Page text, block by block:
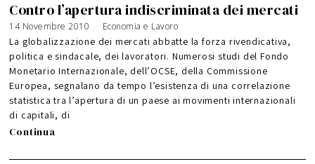
Contro l’apertura indiscriminata dei mercati
14 Novembre 2010
G
e
n
n
i
o
2
0
1
Economia e Lavoro
La globalizzazione dei mercati abbatte la forza rivendicativa,
politica e sindacale, dei lavoratori. Numerosi studi del Fondo
Monetario Internazionale, dell’OCSE, della Commissione
Europea, segnalano da tempo l’esistenza di una correlazione
statistica tra l’apertura di un paese ai movimenti internazionali
di capitali, di
Continua